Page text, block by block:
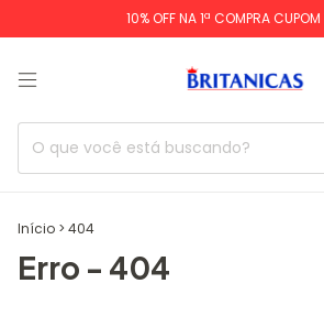
10% OFF NA 1ª COMPRA
Início > 404
Erro - 404